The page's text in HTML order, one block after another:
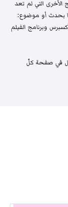
التي لم تعد
بحدث أو موضوع:
وبرنامج الفيلم
في صفحة كلّ